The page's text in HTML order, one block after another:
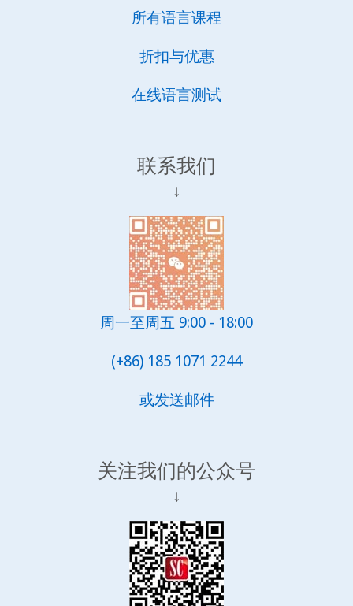
所有语言课程
折扣与优惠
在线语言测试
联系我们
↓
周一至周五 9:00 - 18:00
(+86) 185 1071 2244
或发送邮件
关注我们的公众号
↓